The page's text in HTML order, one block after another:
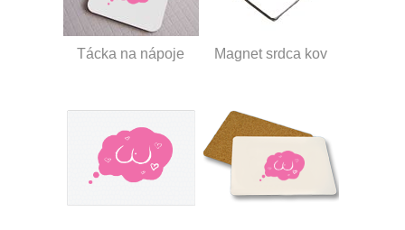
Tácka na nápoje Magnet srdca kov